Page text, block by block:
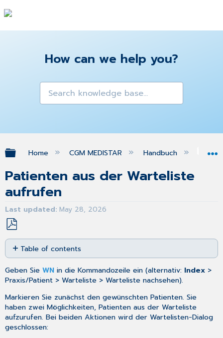
How can we help you?
Expand/collapse global hierarchy
Home CGM MEDISTAR Handbuch
Patienten aus der Warteliste
aufrufen
Last updated May 28, 2026
Save
as
PDF
Table of contents
anzeigen
Geben SieWN in die Kommandozeile ein (alternativ: Index >
Praxis/Patient > Warteliste > Warteliste nachsehen).
Markieren Sie zunächst den gewünschten Patienten. Sie
haben zwei Möglichkeiten, Patienten aus der Warteliste
aufzurufen. Bei beiden Aktionen wird der Wartelisten-Dialog
geschlossen: